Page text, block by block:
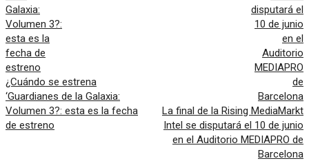
¿Cuándo se estrena
‘Guardianes de la Galaxia:
Volumen 3?: esta es la fecha
de estreno
La final de la Rising MediaMarkt
Intel se disputará el 10 de junio
en el Auditorio MEDIAPRO de
Barcelona